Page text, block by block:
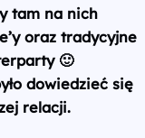
tam na nich
oraz tradycyjne
🙂
dowiedzieć się
relacji.